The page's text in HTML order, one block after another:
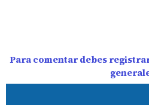
Para comentar debes